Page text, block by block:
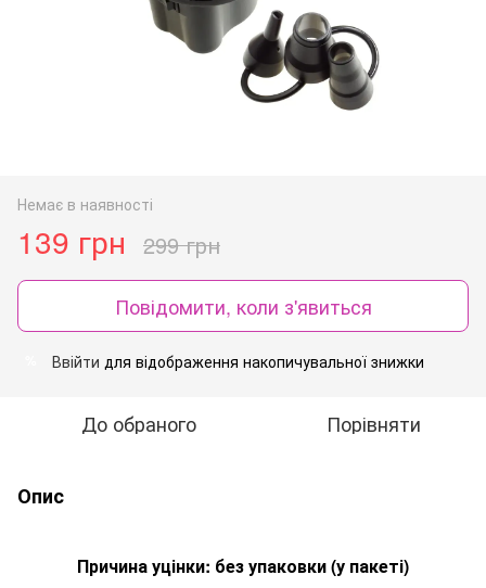
Немає в наявності
139 грн 299 грн
Повідомити, коли з'явиться
Ввійти для відображення накопичувальної знижки
До обраного Порівняти
Опис
Причина уцінки: без упаковки (у пакеті)